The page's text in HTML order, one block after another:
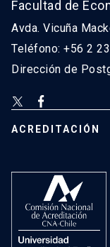
Facultad de
Avda. Vicuña
Teléfono: +56 2
Dirección de
ACREDITACIÓN